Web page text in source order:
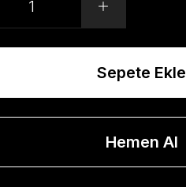
Sepete Ekle
Hemen Al